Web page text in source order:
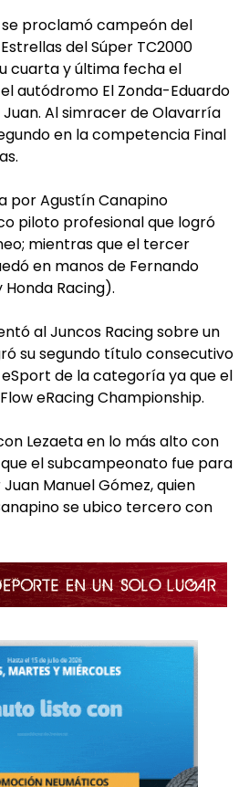
se proclamó campeón del
del Súper TC2000
cuarta y última fecha el
autódromo El Zonda-Eduardo
Al simracer de Olavarría
en la competencia Final
por Agustín Canapino
piloto profesional que logró
mientras que el tercer
en manos de Fernando
Racing).
al Juncos Racing sobre un
su segundo título consecutivo
de la categoría ya que el
eRacing Championship.
Lezaeta en lo más alto con
el subcampeonato fue para
Manuel Gómez, quien
se ubico tercero con